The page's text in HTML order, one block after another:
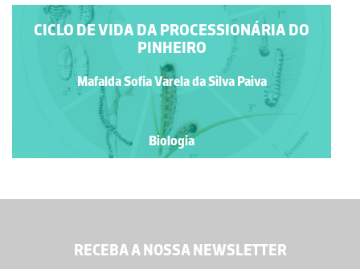
CICLO DE VIDA DA PROCESSIONÁRIA DO
PINHEIRO
Mafalda Sofia Varela da Silva Paiva
Biologia
RECEBA A NOSSA NEWSLETTER